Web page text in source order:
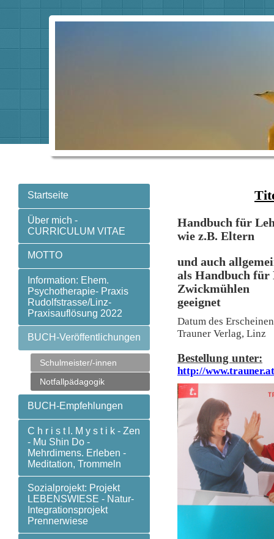
Startseite
Über mich -
CURRICULUM VITAE
MOTTO
Information: Ehem.
Psychotherapie- Praxis
Rudolfstrasse/Linz-
Praxisauflösung 2022
BUCH-Veröffentlichungen
Schulmeister/-innen
Notfallpädagogik
BUCH-Empfehlungen
C h r i s t l. M y s t i k - Zen
- Mu Shin Do -
Mehrdimens. Erleben -
Meditation, Trommeln
Sozialprojekt: Projekt
LEBENSWIESE - Natur-
Integrationsprojekt
Prennerwiese
Handbuch für
wie z.B. Eltern
und auch
als Handbuch für
Zwickmühlen
geeignet
Datum des
Trauner Verlag, Linz
Bestellung unter:
http://